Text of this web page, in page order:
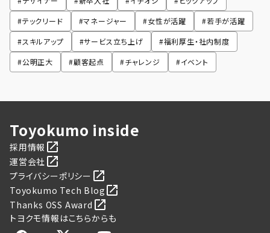
#テックリード #マネージャー #女性が活躍 #若手が活躍
#スキルアップ #サービス立ち上げ #福利厚生・社内制度
#公明正大 #顧客起点 #チャレンジ #イベント
Toyokumo inside
採用情報
運営会社
プライバシーポリシー
Toyokumo Tech Blog
Thanks OSS Award
トヨクモ情報はこちらからも